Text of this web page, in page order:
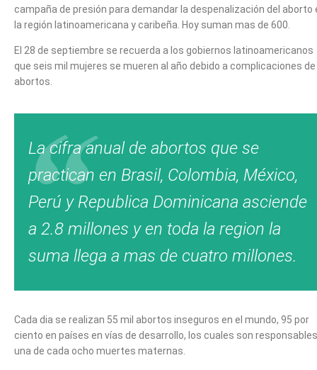
campaña de presión para demandar la despenalización del aborto
la región latinoamericana y caribeña. Hoy suman mas de 600.
El 28 de septiembre se recuerda a los gobiernos latinoamericanos
que seis mil mujeres se mueren al año debido a complicaciones de
abortos.
La cifra anual de abortos que se
practican en Brasil, Colombia, México,
Perú y Republica Dominicana asciende
a 2.8 millones y en toda la region la
suma llega a mas de cuatro millones.
Cada dia se realizan 55 mil abortos inseguros en el mundo, 95 por
ciento en países en vías de desarrollo, los cuales son
una de cada ocho muertes maternas.